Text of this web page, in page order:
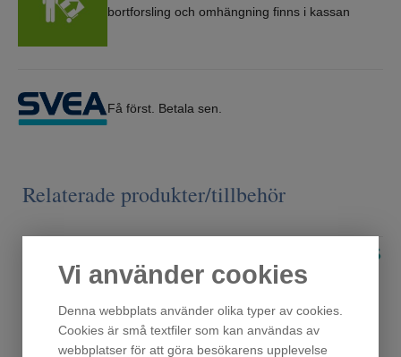
Vi använder cookies
Denna webbplats använder olika typer av cookies.
Cookies är små textfiler som kan användas av
webbplatser för att göra besökarens upplevelse
bortforsling och omhängning finns i kassan
Få först. Betala sen.
Relaterade produkter/tillbehör